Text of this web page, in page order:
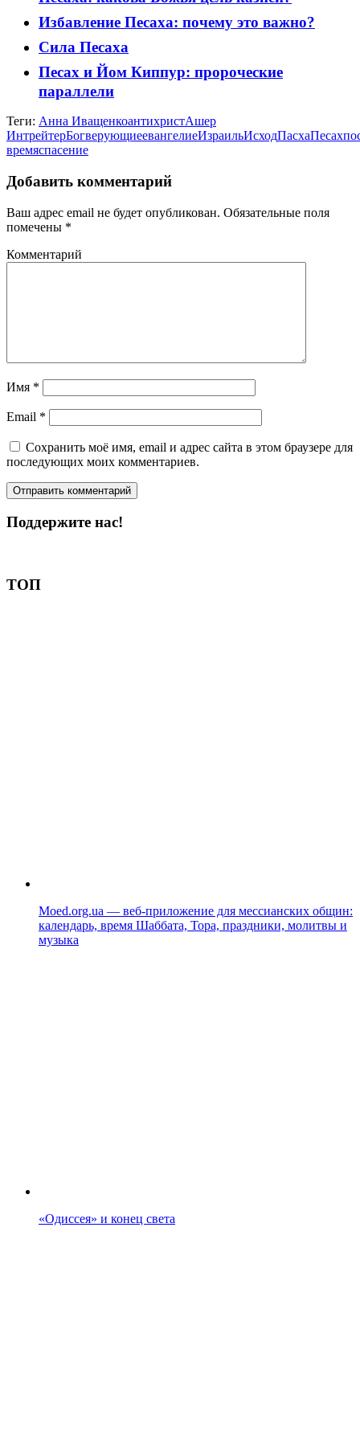
Избавление Песаха: почему это важно?
Сила Песаха
Песах и Йом Киппур: пророческие
параллели
Теги: Анна ИващенкоантихристАшер
ИнтрейтерБогверующиеевангелиеИзраильИсходПасхаПесах
времяспасение
Добавить комментарий
Ваш адрес email не будет опубликован. Обязательные поля
помечены *
Комментарий
Имя *
Email *
Сохранить моё имя, email и адрес сайта в этом браузере для
последующих моих комментариев.
Поддержите нас!
ТОП
Moed.org.ua — веб-приложение для мессианских общин:
календарь, время Шаббата, Тора, праздники, молитвы и
музыка
«Одиссея» и конец света